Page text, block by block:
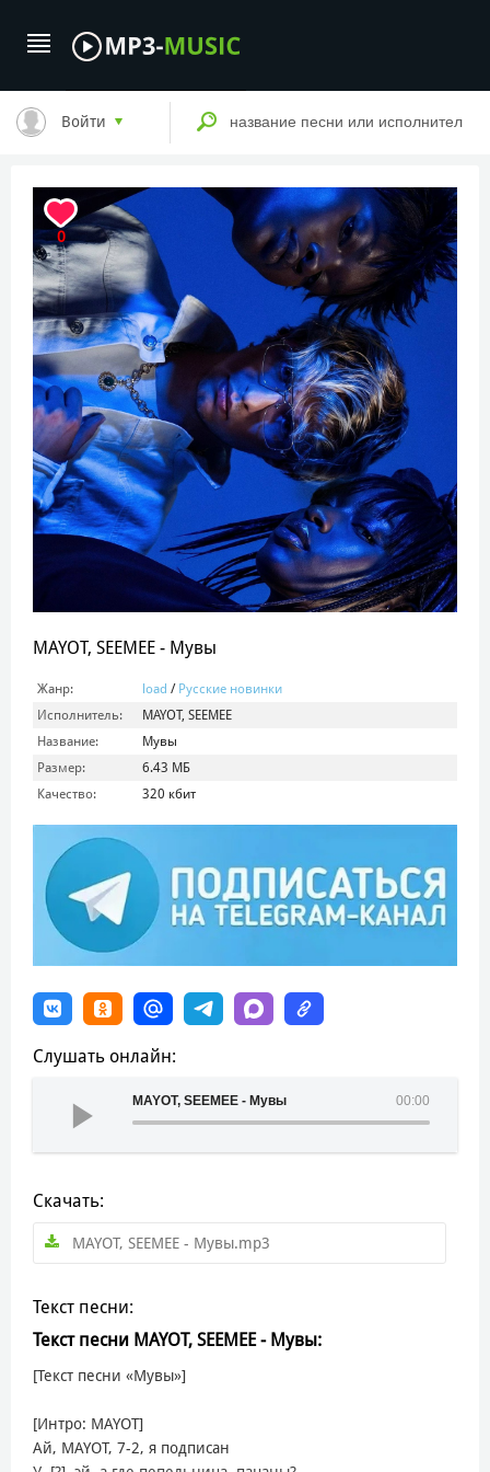
Войти
0
MAYOT, SEEMEE - Мувы
Жанр: load / Русские новинки
Исполнитель:
MAYOT, SEEMEE
Название:
Мувы
Размер:
6.43 МБ
Качество:
320 кбит
Слушать онлайн:
00:00
MAYOT, SEEMEE - Мувы
Скачать:
MAYOT, SEEMEE - Мувы.mp3
Текст песни:
Текст песни MAYOT, SEEMEE - Мувы:
[Текст песни «Мувы»]
[Интро: MAYOT]
Ай, MAYOT, 7-2, я подписан